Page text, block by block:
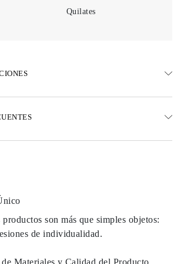
Quilates
exprés también están disponibles
de envío, costos y tiempos de entrega se
en laspreguntas frecuentes sobre la entrega
productos son más que simples objetos:
de individualidad.
Materiales y Calidad del Producto